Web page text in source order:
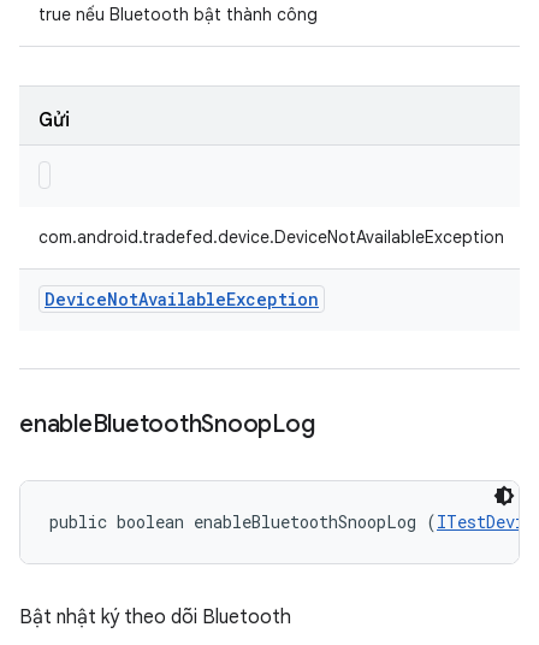
true nếu Bluetooth bật thành công
Gửi
com.android.tradefed.device.DeviceNotAvailableException
DeviceNotAvailableException
enableBluetoothSnoopLog
public boolean enableBluetoothSnoopLog (
Bật nhật ký theo dõi Bluetooth